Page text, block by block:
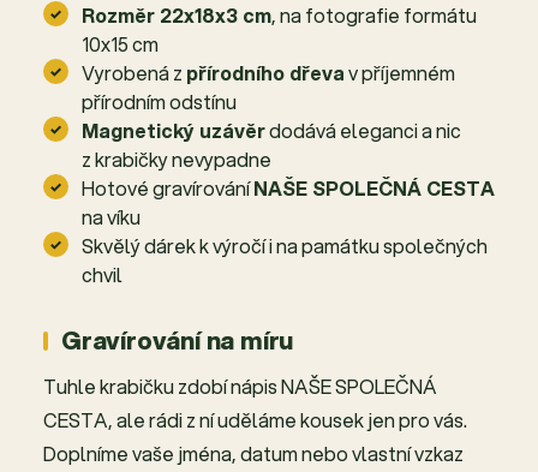
Rozměr 22x18x3 cm, na fotografie formátu
10x15 cm
Vyrobená z přírodního dřevav příjemném
přírodním odstínu
Magnetický uzávěrdodává eleganci a nic
z krabičky nevypadne
Hotové gravírováníNAŠE SPOLEČNÁ CESTA
na víku
Skvělý dárek k výročí i na památku společných
chvil
Gravírování na míru
Tuhle krabičku zdobí nápis NAŠE SPOLEČNÁ
CESTA, ale rádi z ní uděláme kousek jen pro vás.
Doplníme vaše jména, datum nebo vlastní vzkaz